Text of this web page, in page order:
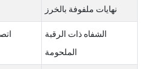
نهايات ملفوفة بالخرز
الشفاه ذات الرقبة
الملحومة